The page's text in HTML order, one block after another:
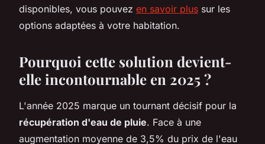
disponibles, vous pouvez en savoir plus sur les
options adaptées à votre habitation.
Pourquoi cette solution devient-
elle incontournable en 2025 ?
L'année 2025 marque un tournant décisif pour la
récupération d'eau de pluie. Face à une
augmentation moyenne de 3,5% du prix de l'eau